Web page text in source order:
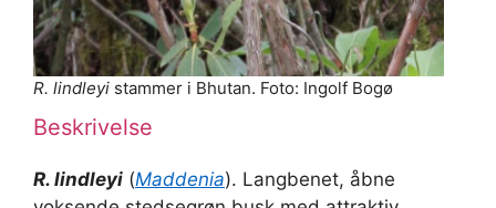
R. lindleyi stammer i Bhutan. Foto: Ingolf Bogø
Beskrivelse
R. lindleyi (Maddenia). Langbenet, åbne